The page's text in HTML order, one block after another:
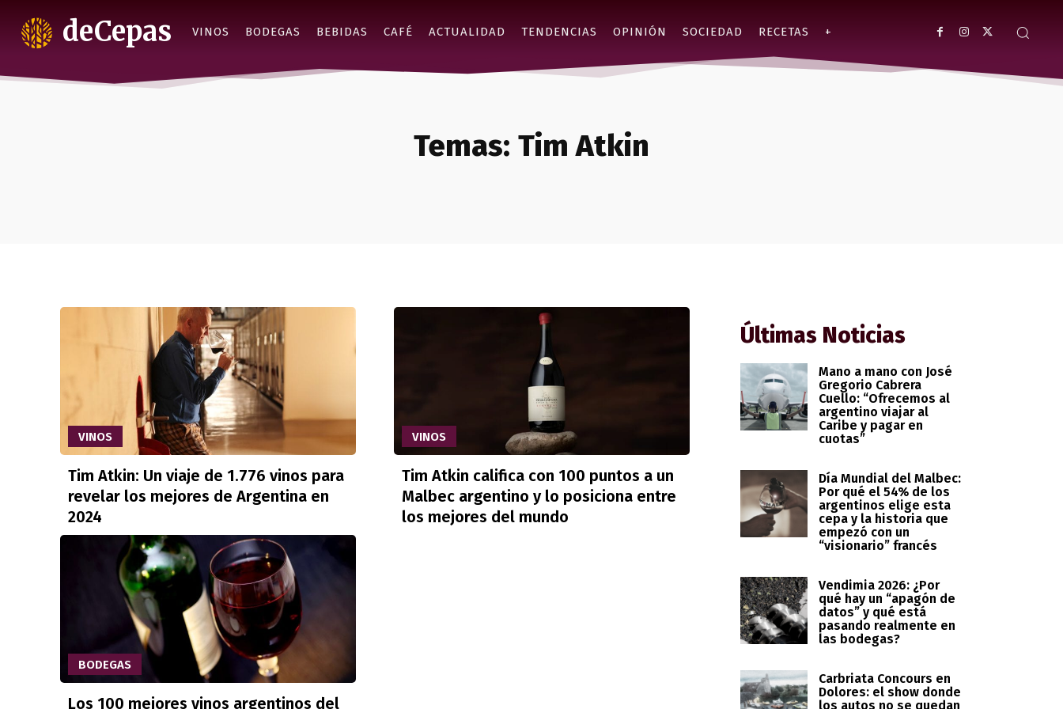
deCepas VINOS BODEGAS BEBIDAS CAFÉ ACTUALIDAD TENDENCIAS OPINIÓN SOCIEDAD RECETAS +
Temas: Tim Atkin
VINOS
Tim Atkin: Un viaje de 1.776 vinos para
revelar los mejores de Argentina en
2024
VINOS
Tim Atkin califica con 100 puntos a un
Malbec argentino y lo posiciona entre
los mejores del mundo
BODEGAS
Los 100 mejores vinos argentinos del
Últimas Noticias
Mano a mano con José
Gregorio Cabrera
Cuello: “Ofrecemos al
argentino viajar al
Caribe y pagar en
cuotas”
Día Mundial del Malbec:
Por qué el 54% de los
argentinos elige esta
cepa y la historia que
empezó con un
“visionario” francés
Vendimia 2026: ¿Por
qué hay un “apagón de
datos” y qué está
pasando realmente en
las bodegas?
Carbriata Concours en
Dolores: el show donde
los autos no se quedan